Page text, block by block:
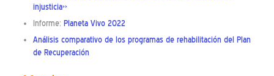
injusticia»
Informe: Planeta Vivo 2022
Análisis comparativo de los programas de rehabilitación del Plan
de Recuperación